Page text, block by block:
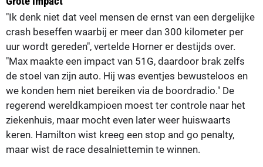
"Ik denk niet dat veel mensen de ernst van een dergelijke
crash beseffen waarbij er meer dan 300 kilometer per
uur wordt gereden", vertelde Horner er destijds over.
"Max maakte een impact van 51G, daardoor brak zelfs
de stoel van zijn auto. Hij was eventjes bewusteloos en
we konden hem niet bereiken via de boordradio." De
regerend wereldkampioen moest ter controle naar het
ziekenhuis, maar mocht even later weer huiswaarts
keren. Hamilton wist kreeg een stop and go penalty,
maar wist de race desalniettemin te winnen.